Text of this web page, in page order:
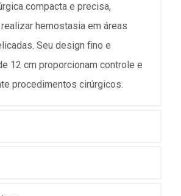
compacta e precisa,
hemostasia em áreas
Seu design fino e
12 cm proporcionam controle e
procedimentos cirúrgicos.